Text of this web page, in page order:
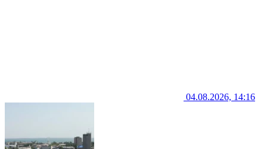
04.08.2026, 14:16